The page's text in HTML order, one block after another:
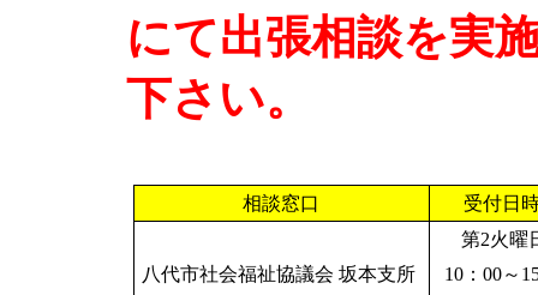
にて出張相談を実
下さい。
相談窓口 受付日
八代市社会福祉協議会 坂本支所
第2火曜
10 ：00～